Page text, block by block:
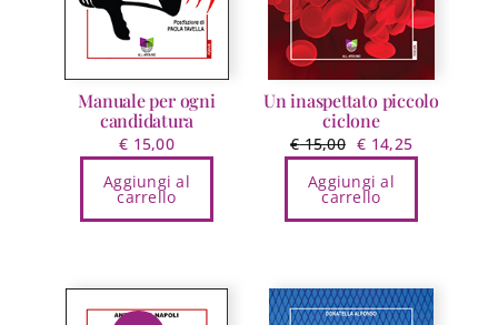
Manuale per ogni
candidatura
€ 15,00
Aggiungi al
carrello
Un inaspettato piccolo
ciclone
€15,00 Il
originale
era:
€ 14,25Il
è:
Aggiungi al
carrello